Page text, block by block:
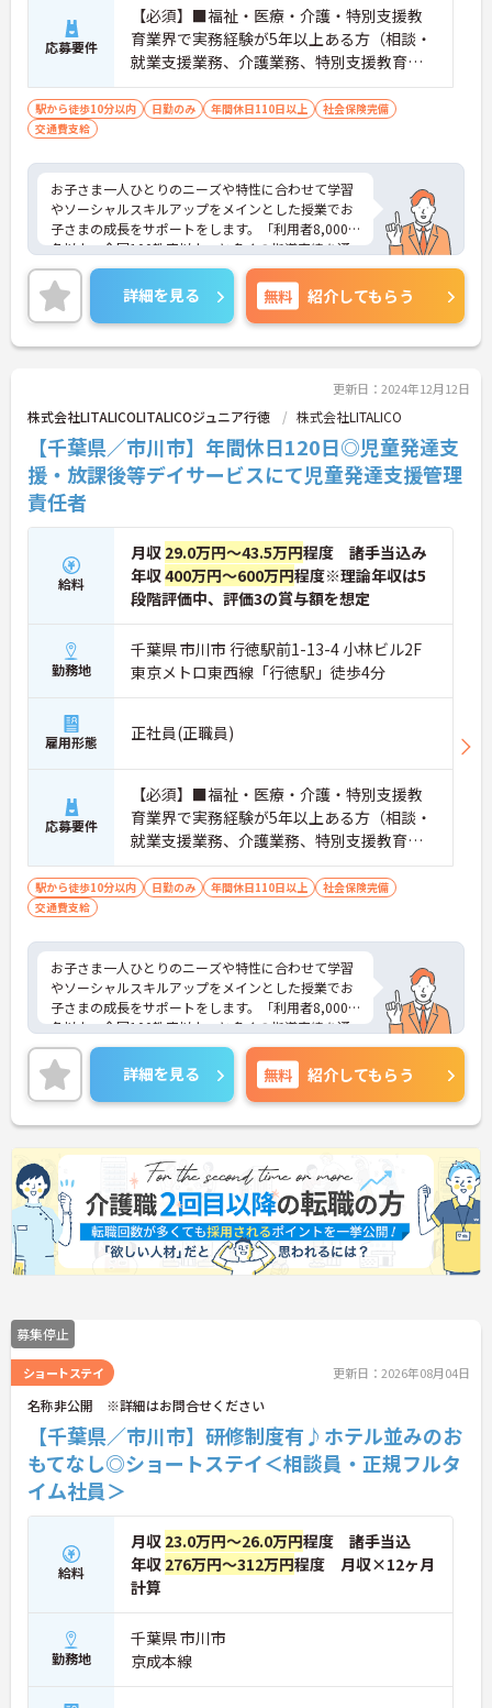
応募要件
【必須】■福祉・医療・介護・特別支援教
育業界で実務経験が5年以上ある方（相談・
就業支援業務、介護業務、特別支援教育な
ど）■児童発達支援管理責任者研修受講者
駅から徒歩10分以内 日勤のみ 年間休日110日以上
社会保険完備
交通費支給
お子さま一人ひとりのニーズや特性に合わせて学習
やソーシャルスキルアップをメインとした授業でお
子さまの成長をサポートをします。「利用者8,000
名以上、全国100教室以上」と多くの指導実績を通
して培ったノウハウもあり、満足度の高いサービス
の提供とともに、自身の療育分野でのスキル向上も
目指せます。年間休日は120日前後とプライベート
との両立もしやすいです。
ご興味のある方はお気軽にお問い合わせ下さい。さ
詳細を見る 無料 紹介してもらう
更新日：2024年12月12日
株式会社LITALICOLITALICOジュニア行徳 株式会社LITALICO
【千葉県／市川市】年間休日120日◎児童発達支
援・放課後等デイサービスにて児童発達支援管理
責任者
給料
月収 29.0万円～43.5万円程度 諸手当込み
年収400万円～600万円程度※理論年収は5
段階評価中、評価3の賞与額を想定
勤務地
千葉県 市川市 行徳駅前1-13-4 小林ビル2F
東京メトロ東西線「行徳駅」徒歩4分
雇用形態 正社員(正職員)
応募要件
【必須】■福祉・医療・介護・特別支援教
育業界で実務経験が5年以上ある方（相談・
就業支援業務、介護業務、特別支援教育な
ど）■児童発達支援管理責任者研修受講者
駅から徒歩10分以内 日勤のみ 年間休日110日以上
社会保険完備
交通費支給
お子さま一人ひとりのニーズや特性に合わせて学習
やソーシャルスキルアップをメインとした授業でお
子さまの成長をサポートをします。「利用者8,000
名以上、全国100教室以上」と多くの指導実績を通
して培ったノウハウもあり、満足度の高いサービス
の提供とともに、自身の療育分野でのスキル向上も
目指せます。年間休日は120日前後とプライベート
との両立もしやすいです。
ご興味のある方はお気軽にお問い合わせ下さい。さ
らに詳細などお伝えします！
詳細を見る 無料 紹介してもらう
募集停止
ショートステイ 更新日：2026年08月04日
名称非公開 ※詳細はお問合せください
【千葉県／市川市】研修制度有♪ホテル並みのお
もてなし◎ショートステイ＜相談員・正規フルタ
イム社員＞
給料
月収 23.0万円～26.0万円程度 諸手当込
年収 276万円～312万円程度 月収×12ヶ月
計算
勤務地
千葉県 市川市
京成本線